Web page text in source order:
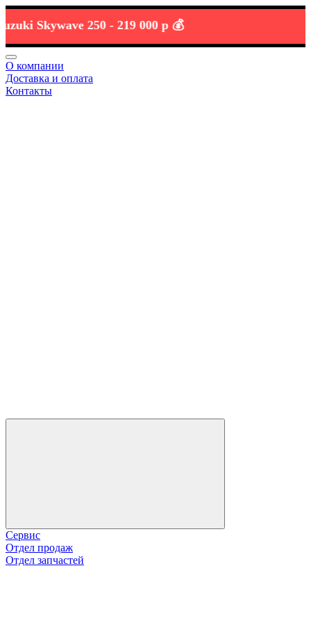
Skywave 250 -219 000 р 💰
О компании
Доставка и оплата
Контакты
Сервис
Отдел продаж
Отдел запчастей